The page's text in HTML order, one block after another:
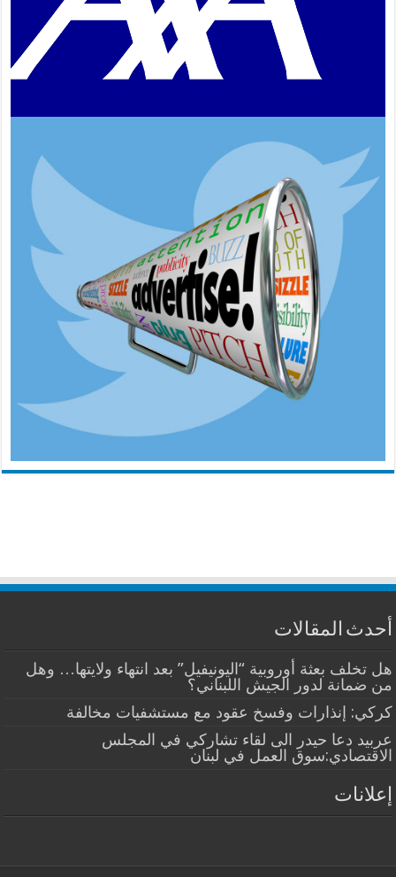
أحدث المقالات
هل تخلف بعثة أوروبية “اليونيفيل” بعد انتهاء ولايتها… وهل
من ضمانة لدور الجيش اللبناني؟
كركي: إنذارات وفسخ عقود مع مستشفيات مخالفة
عربيد دعا حيدر الى لقاء تشاركي في المجلس
الاقتصادي:سوق العمل في لبنان
إعلانات